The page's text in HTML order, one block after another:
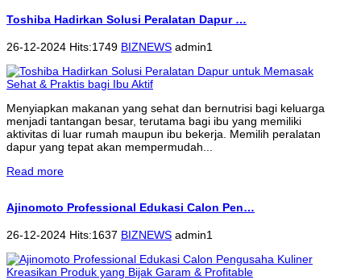
Toshiba Hadirkan Solusi Peralatan Dapur …
26-12-2024 Hits:1749 BIZNEWS admin1
Menyiapkan makanan yang sehat dan bernutrisi bagi keluarga
menjadi tantangan besar, terutama bagi ibu yang memiliki
aktivitas di luar rumah maupun ibu bekerja. Memilih peralatan
dapur yang tepat akan mempermudah...
Read more
Ajinomoto Professional Edukasi Calon Pen…
26-12-2024 Hits:1637 BIZNEWS admin1